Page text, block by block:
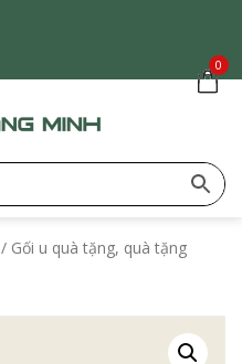
0
/ Gối u quà tặng, quà tặng